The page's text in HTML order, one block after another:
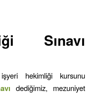
Sınavı
hekimliği kursunu
dediğimiz, mezuniyet